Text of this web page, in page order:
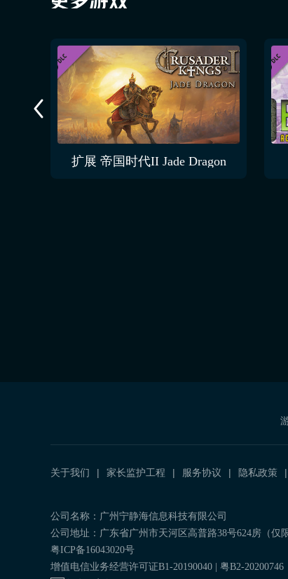
扩展 帝国时代II Jade Dragon
关于我们 家长监护工程 服务协议 隐私政策
公司名称：广州宁静海信息科技有限公司
公司地址：广东省广州市天河区高普路38号624房（仅
粤ICP备16043020号
增值电信业务经营许可证B1-20190040 | 粤B2-20200746